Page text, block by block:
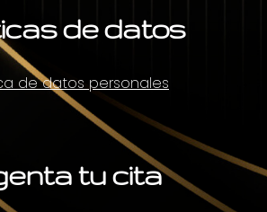
de datos
de datos personales
tu cita